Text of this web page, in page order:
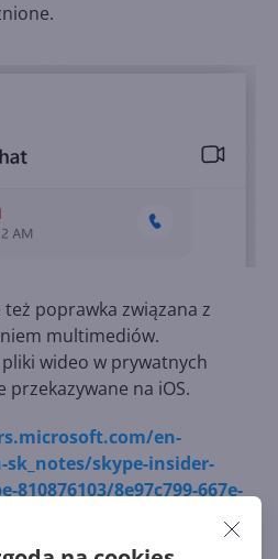
też poprawka związana z
multimediów.
wideo w prywatnych
przekazywane na iOS.
en-
skype-insider-
810876103/8e97c799-667e-